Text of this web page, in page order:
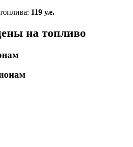
119 у.е.
на топливо